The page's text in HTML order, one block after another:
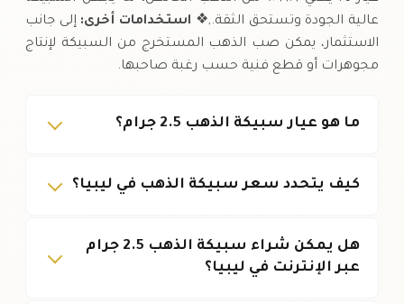
عالية الجودة وتستحق الثقة.,❖ استخدامات أخرى: إلى جانب
الاستثمار، يمكن صب الذهب المستخرج من السبيكة لإنتاج
مجوهرات أو قطع فنية حسب رغبة صاحبها.
ما هو عيار سبيكة الذهب 2.5 جرام؟
كيف يتحدد سعر سبيكة الذهب في ليبيا؟
هل يمكن شراء سبيكة الذهب 2.5 جرام
عبر الإنترنت في ليبيا؟